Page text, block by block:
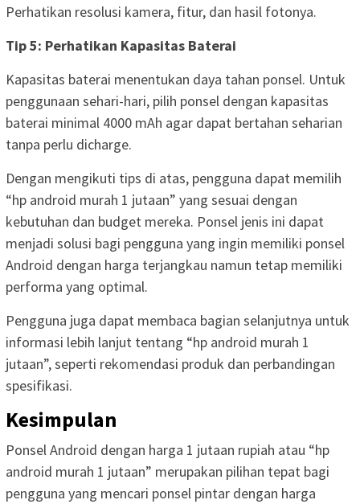
Perhatikan resolusi kamera, fitur, dan hasil fotonya.
Tip 5: Perhatikan Kapasitas Baterai
Kapasitas baterai menentukan daya tahan ponsel. Untuk
penggunaan sehari-hari, pilih ponsel dengan kapasitas
baterai minimal 4000 mAh agar dapat bertahan seharian
tanpa perlu dicharge.
Dengan mengikuti tips di atas, pengguna dapat memilih
“hp android murah 1 jutaan” yang sesuai dengan
kebutuhan dan budget mereka. Ponsel jenis ini dapat
menjadi solusi bagi pengguna yang ingin memiliki ponsel
Android dengan harga terjangkau namun tetap memiliki
performa yang optimal.
Pengguna juga dapat membaca bagian selanjutnya untuk
informasi lebih lanjut tentang “hp android murah 1
jutaan”, seperti rekomendasi produk dan perbandingan
spesifikasi.
Kesimpulan
Ponsel Android dengan harga 1 jutaan rupiah atau “hp
android murah 1 jutaan” merupakan pilihan tepat bagi
pengguna yang mencari ponsel pintar dengan harga